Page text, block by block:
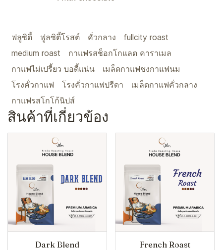
ฟลูซิตี้ ฟูลซิตี้โรสต์ คั่วกลาง
fullcity roast
medium roast
กาแฟรสช็อกโกแลต คาราเมล
กาแฟไม่เปรี้ยว บอดี้แน่น
เมล็ดกาแฟชงกาแฟนม
โรงคั่วกาแฟ
โรงคั่วกาแฟปรีดา
เมล็ดกาแฟคั่วกลาง
กาแฟรสโกโก้นิปส์
สินค้าที่เกี่ยวข้อง
Dark Blend
French Roast